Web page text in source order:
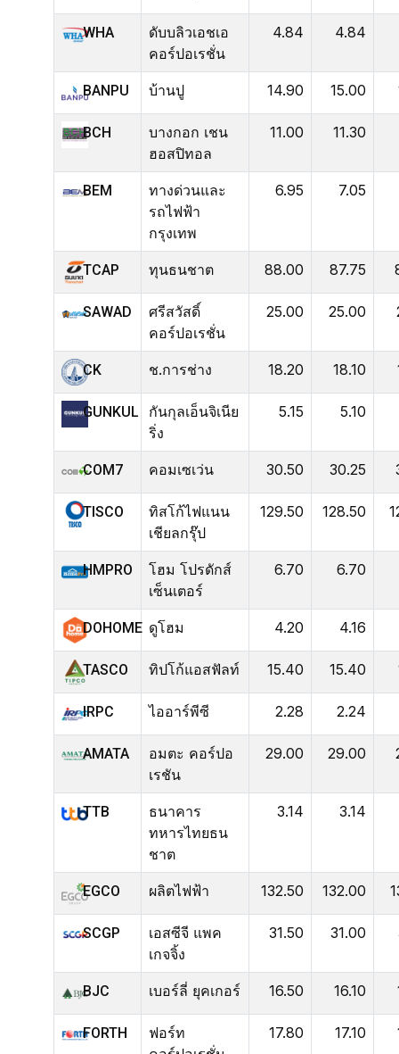
WHA
ดับบลิวเอชเอ
คอร์ปอเรชั่น
4.84 4.84
BANPU บ้านปู 14.90 15.00
BCH
บางกอก เชน
ฮอสปิทอล
11.00 11.30
BEM
ทางด่วนและ
รถไฟฟ้า
กรุงเทพ
6.95 7.05
TCAP ทุนธนชาต 88.00 87.75
SAWAD
ศรีสวัสดิ์
คอร์ปอเรชั่น
25.00 25.00
CK ช.การช่าง 18.20 18.10
GUNKUL
กันกุลเอ็นจิเนีย
ริ่ง
5.15 5.10
COM7 คอมเซเว่น 30.50 30.25
TISCO
ทิสโก้ไฟแนน
เชียลกรุ๊ป
129.50 128.50
HMPRO
โฮม โปรดักส์
เซ็นเตอร์
6.70 6.70
DOHOME ดูโฮม 4.20 4.16
TASCO ทิปโก้แอสฟัลท์ 15.40 15.40
IRPC ไออาร์พีซี 2.28 2.24
AMATA
อมตะ คอร์ปอ
เรชัน
29.00 29.00
TTB
ธนาคาร
ทหารไทยธน
ชาต
3.14 3.14
EGCO ผลิตไฟฟ้า 132.50 132.00
SCGP
เอสซีจี แพค
เกจจิ้ง
31.50 31.00
BJC เบอร์ลี่ ยุคเกอร์ 16.50 16.10
FORTH
ฟอร์ท
17.80 17.10